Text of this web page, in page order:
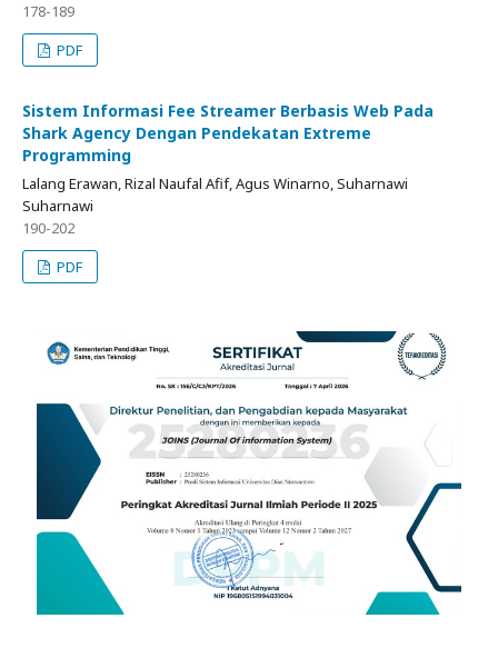
178-189
PDF
Sistem Informasi Fee Streamer Berbasis Web Pada
Shark Agency Dengan Pendekatan Extreme
Programming
Lalang Erawan, Rizal Naufal Afif, Agus Winarno, Suharnawi
Suharnawi
190-202
PDF